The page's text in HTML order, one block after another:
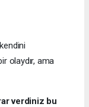
olaydır, ama
verdiniz bu